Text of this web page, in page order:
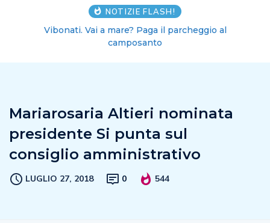
NOTIZIE FLASH!
Vibonati. Vai a mare? Paga il parcheggio al
camposanto
Mariarosaria Altieri nominata
presidente Si punta sul
consiglio amministrativo
LUGLIO 27, 2018 0 544